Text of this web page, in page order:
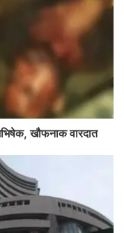
खौफनाक वारदात